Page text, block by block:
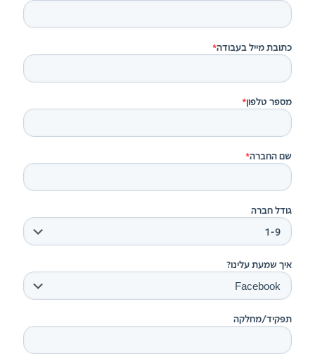
כתובת מייל בעבודה*
מספר טלפון*
שם החברה*
גודל חברה
איך שמעת עלינו?
תפקיד/מחלקה